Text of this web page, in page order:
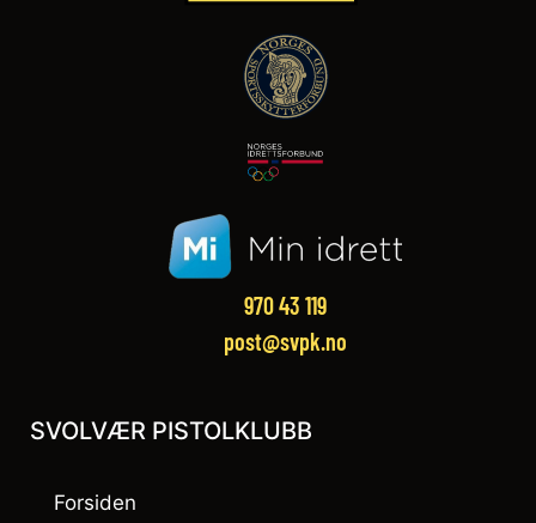
970 43 119‬
post@svpk.no
SVOLVÆR PISTOLKLUBB
Forsiden